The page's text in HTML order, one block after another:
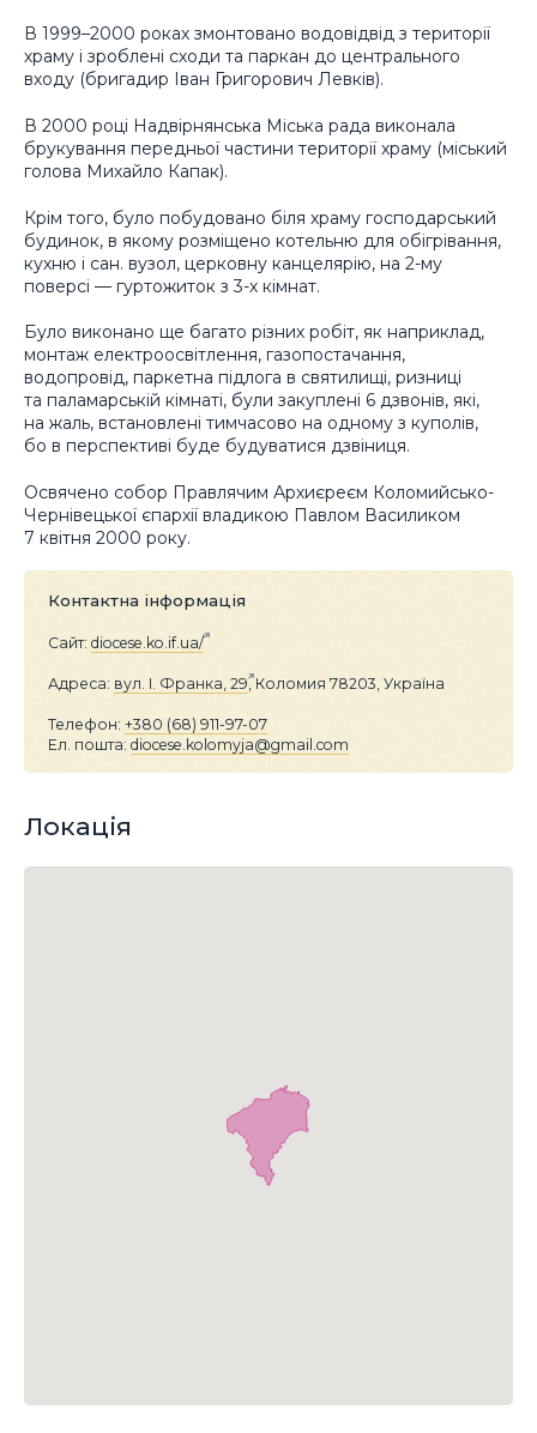
В 1999–2000 роках змонтовано водовідвід з території
храму і зроблені сходи та паркан до центрального
входу (бригадир Іван Григорович Левків).
В 2000 році Надвірнянська Міська рада виконала
брукування передньої частини території храму (міський
голова Михайло Капак).
Крім того, було побудовано біля храму господарський
будинок, в якому розміщено котельню для обігрівання,
кухню і сан. вузол, церковну канцелярію, на 2-му
поверсі — гуртожиток з 3-х кімнат.
Було виконано ще багато різних робіт, як наприклад,
монтаж електроосвітлення, газопостачання,
водопровід, паркетна підлога в святилищі, ризниці
та паламарській кімнаті, були закуплені 6 дзвонів, які,
на жаль, встановлені тимчасово на одному з куполів,
бо в перспективі буде будуватися дзвіниця.
Освячено собор Правлячим Архиєреєм Коломийсько-
Чернівецької єпархії владикою Павлом Василиком
7 квітня 2000 року.
Контактна інформація
Сайт: diocese.ko.if.ua/
Адреса: вул. І. Франка, 29, Коломия 78203, Україна
Телефон: +380 (68) 911-97-07
Ел. пошта: diocese.kolomyja@gmail.com
Локація